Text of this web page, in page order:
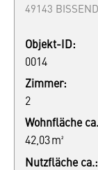
49143
Objekt-ID:
0014
Zimmer:
2
Wohnfläche
42,03 m²
Nutzfläche ca.: